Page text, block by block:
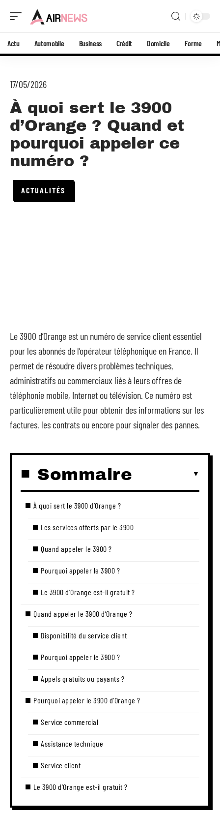
Actu Automobile Business Crédit Domicile Forme
17/05/2026
À quoi sert le 3900
d’Orange ? Quand et
pourquoi appeler ce
numéro ?
ACTUALITÉS
Le 3900 d’Orange est un numéro de service client essentiel
pour les abonnés de l’opérateur téléphonique en France. Il
permet de résoudre divers problèmes techniques,
administratifs ou commerciaux liés à leurs offres de
téléphonie mobile, Internet ou télévision. Ce numéro est
particulièrement utile pour obtenir des informations sur les
factures, les contrats ou encore pour signaler des pannes.
Sommaire
À quoi sert le 3900 d’Orange ?
Les services offerts par le 3900
Quand appeler le 3900 ?
Pourquoi appeler le 3900 ?
Le 3900 d’Orange est-il gratuit ?
Quand appeler le 3900 d’Orange ?
Disponibilité du service client
Pourquoi appeler le 3900 ?
Appels gratuits ou payants ?
Pourquoi appeler le 3900 d’Orange ?
Service commercial
Assistance technique
Service client
Le 3900 d’Orange est-il gratuit ?